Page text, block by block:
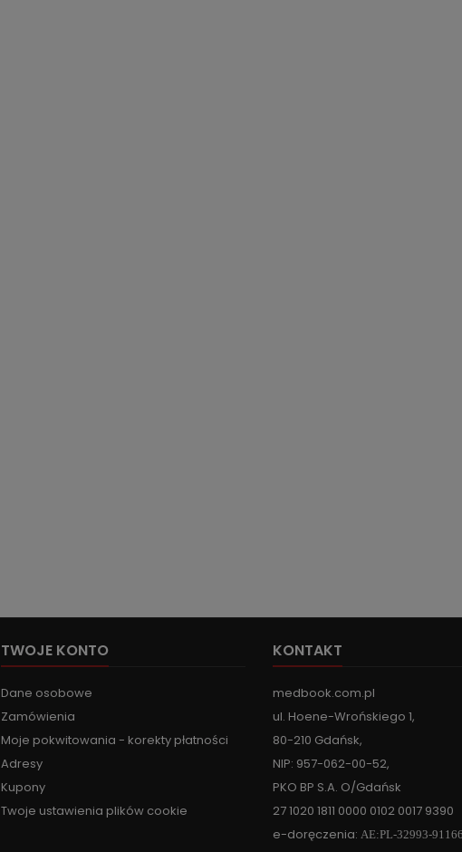
TWOJE KONTO
Dane osobowe
Zamówienia
Moje pokwitowania - korekty płatności
Adresy
Kupony
Twoje ustawienia plików cookie
KONTAKT
medbook.com.pl
ul. Hoene-Wrońskiego 1,
80-210 Gdańsk,
NIP: 957-062-00-52,
PKO BP S.A. O/Gdańsk
27 1020 1811 0000 0102 0017 9390
e-doręczenia: AE:PL-32993-